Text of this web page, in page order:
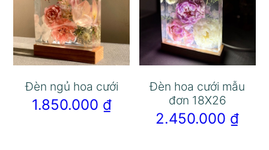
Đèn ngủ hoa cưới
1.850.000 ₫
Đèn hoa cưới mẫu
đơn 18X26
2.450.000 ₫